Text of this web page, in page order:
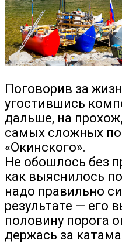
Поговорив за
угостившись
дальше, на
самых сложных
«Окинского».
Не обошлось без
как выяснилось
надо правильно
результате — его
половину порога
держась за